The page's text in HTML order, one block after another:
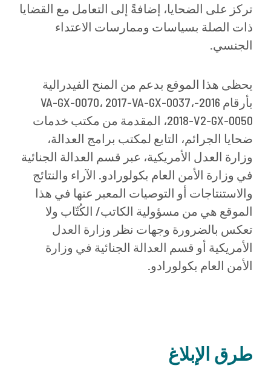
تركز على الضحايا، إضافةً إلى التعامل مع القضايا
ذات الصلة بسياسات وممارسات الاعتداء
الجنسي.
يحظى هذا الموقع بدعم من المنح الفيدرالية
بأرقام 2016-VA-GX-0070، 2017-VA-GX-0037،
2018-V2-GX-0050، المقدمة من مكتب خدمات
ضحايا الجرائم، التابع لمكتب برامج العدالة،
وزارة العدل الأمريكية، عبر قسم العدالة الجنائية
في وزارة الأمن العام بكولورادو. الآراء والنتائج
والاستنتاجات أو التوصيات المعبر عنها في هذا
الموقع هي من مسؤولية الكاتب/ الكُتّاب ولا
تعكس بالضرورة وجهات نظر وزارة العدل
الأمريكية أو قسم العدالة الجنائية في وزارة
الأمن العام بكولورادو.
طرق الإبلاغ